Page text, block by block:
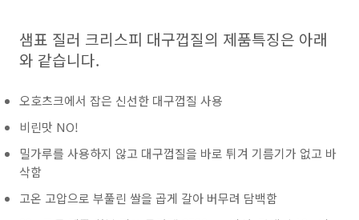
샘표 질러 크리스피 대구껍질의 제품특징은 아래
와 같습니다.
오호츠크에서 잡은 신선한 대구껍질 사용
비린맛 NO!
밀가루를 사용하지 않고 대구껍질을 바로 튀겨 기름기가 없고 바
삭함
고온 고압으로 부풀린 쌀을 곱게 갈아 버무려 담백함